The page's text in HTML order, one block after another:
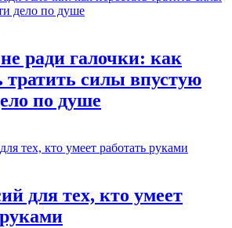
ради галочки: как
тратить силы впустую
по душе
для тех, кто умеет